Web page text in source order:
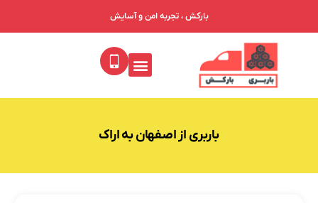
بارکش ، تجربه امن و آسایش
باربری از اصفهان به اراک